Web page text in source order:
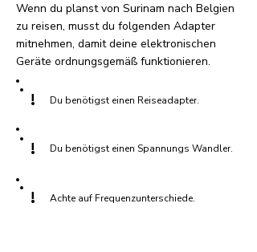
Wenn du planst von Surinam nach Belgien
zu reisen, musst du folgenden Adapter
mitnehmen, damit deine elektronischen
Geräte ordnungsgemäß funktionieren.
! Du benötigst einen Reiseadapter.
! Du benötigst einen Spannungs Wandler.
! Achte auf Frequenzunterschiede.